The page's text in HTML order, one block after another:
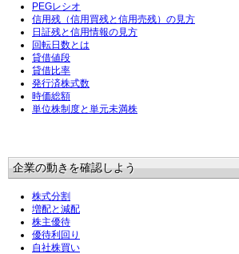
PEGレシオ
信用残（信用買残と信用売残）の見方
日証残と信用情報の見方
回転日数とは
貸借値段
貸借比率
発行済株式数
時価総額
単位株制度と単元未満株
企業の動きを確認しよう
株式分割
増配と減配
株主優待
優待利回り
自社株買い